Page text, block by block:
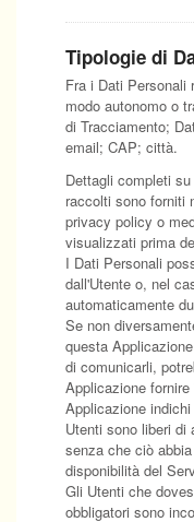
Tipologie di
Fra i Dati Personali
modo autonomo o
di Tracciamento;
email; CAP; città.
Dettagli completi
raccolti sono forniti
privacy policy o
visualizzati prima
I Dati Personali
dall'Utente o, nel
automaticamente
Se non
questa
di comunicarli,
Applicazione
Applicazione
Utenti sono liberi di
senza che ciò
disponibilità del
Gli Utenti che
obbligatori sono